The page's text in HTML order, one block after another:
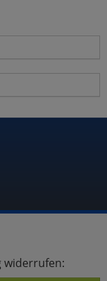
widerrufen: